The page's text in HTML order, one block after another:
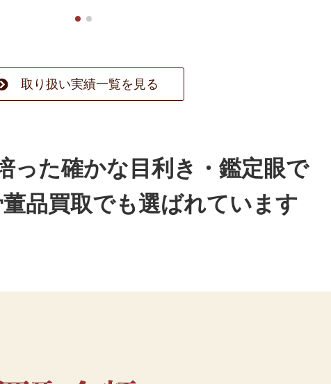
取り扱い実績一覧を見る
った確かな目利き・鑑定眼で
品買取でも選ばれています